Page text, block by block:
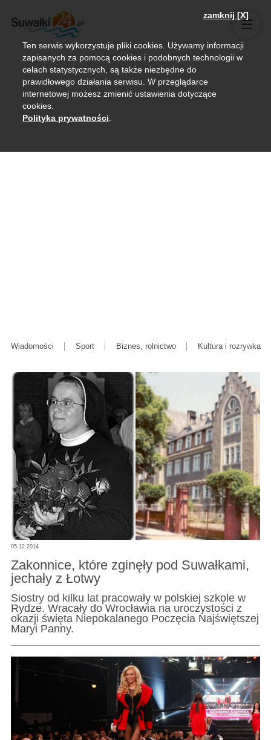
Wiadomości Sport Biznes, rolnictwo Kultura i rozrywka
05.12.2014
Zakonnice, które zginęły pod Suwałkami,
jechały z Łotwy
Siostry od kilku lat pracowały w polskiej szkole w
Rydze. Wracały do Wrocławia na uroczystości z
okazji święta Niepokalanego Poczęcia Najświętszej
Maryi Panny.
zamknij [X]
Ten serwis wykorzystuje pliki cookies. Używamy informacji
zapisanych za pomocą cookies i podobnych technologii w
celach statystycznych, są także niezbędne do
prawidłowego działania serwisu. W przeglądarce
internetowej możesz zmienić ustawienia dotyczące
cookies.
Polityka prywatności